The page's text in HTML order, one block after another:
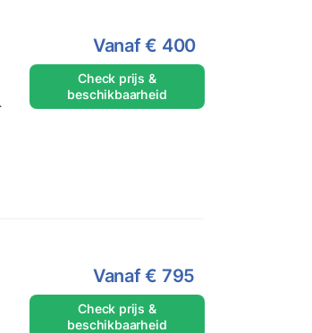
Pop duo,Bruiloft,Tuinfeest
Vanaf€ 400
Check prijs &
beschikbaarheid
Vanaf€ 795
Check prijs &
beschikbaarheid